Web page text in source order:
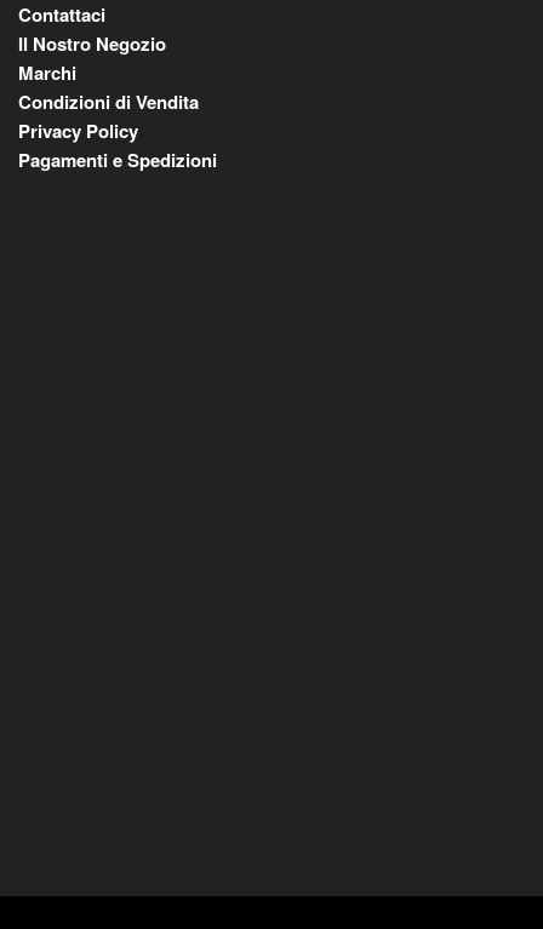
Contattaci
Il Nostro Negozio
Marchi
Condizioni di Vendita
Privacy Policy
Pagamenti e Spedizioni